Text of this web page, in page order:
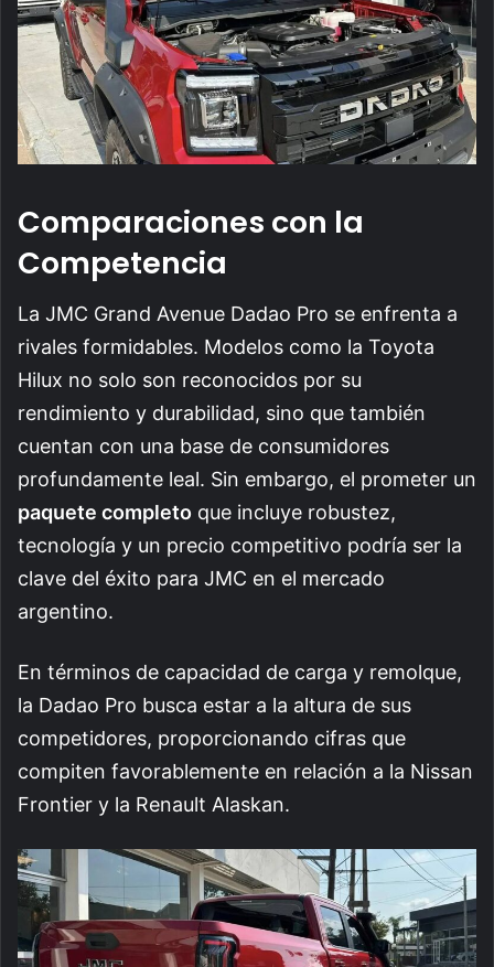
Comparaciones con la
Competencia
La JMC Grand Avenue Dadao Pro se enfrenta a
rivales formidables. Modelos como la Toyota
Hilux no solo son reconocidos por su
rendimiento y durabilidad, sino que también
cuentan con una base de consumidores
profundamente leal. Sin embargo, el prometer un
paquete completo que incluye robustez,
tecnología y un precio competitivo podría ser la
clave del éxito para JMC en el mercado
argentino.
En términos de capacidad de carga y remolque,
la Dadao Pro busca estar a la altura de sus
competidores, proporcionando cifras que
compiten favorablemente en relación a la Nissan
Frontier y la Renault Alaskan.